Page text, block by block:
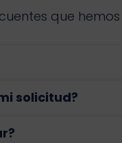
que
solicitud?